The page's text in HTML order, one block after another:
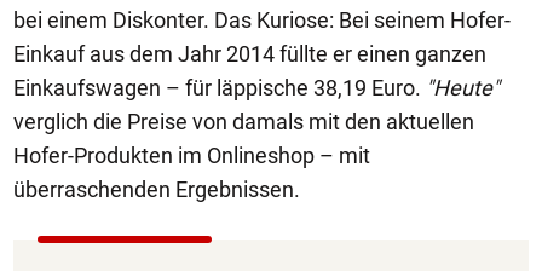
bei einem Diskonter. Das Kuriose: Bei seinem Hofer-
Einkauf aus dem Jahr 2014 füllte er einen ganzen
Einkaufswagen – für läppische 38,19 Euro. "Heute"
verglich die Preise von damals mit den aktuellen
Hofer-Produkten im Onlineshop – mit
überraschenden Ergebnissen.